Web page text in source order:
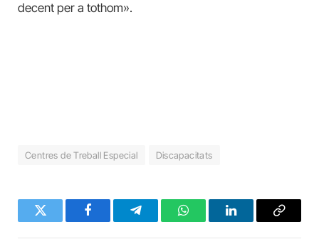
decent per a tothom».
Centres de Treball Especial Discapacitats
Twitter FacebookTelegramWhatsAppLinkedInCopy